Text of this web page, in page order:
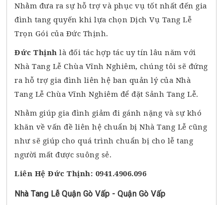
Nhằm đưa ra sự hỗ trợ và phục vụ tốt nhất đến gia
đình tang quyến khi lựa chọn Dịch Vụ Tang Lễ
Trọn Gói của Đức Thịnh.
Đức Thịnh là đối tác hợp tác uy tín lâu năm với
Nhà Tang Lễ Chùa Vĩnh Nghiêm, chúng tôi sẽ đứng
ra hỗ trợ gia đình liên hệ ban quản lý của Nhà
Tang Lễ Chùa Vĩnh Nghiêm để đặt Sảnh Tang Lễ.
Nhằm giúp gia đình giảm đi gánh nặng và sự khó
khăn về vấn đề liên hệ chuẩn bị Nhà Tang Lễ cũng
như sẽ giúp cho quá trình chuẩn bị cho lễ tang
người mất được suông sẻ.
Liên Hệ Đức Thịnh: 0941.4906.096
Nhà Tang Lễ Quận Gò Vấp - Quận Gò Vấp